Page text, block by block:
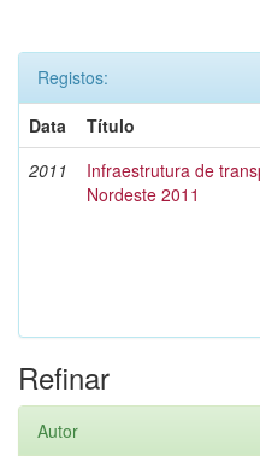
Registos:
Data
Título
2011
Infraestrutura de
Nordeste 2011
Refinar
Autor